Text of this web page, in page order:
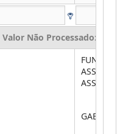
Valor Não Processado: R$
FUNDO
ASSIS